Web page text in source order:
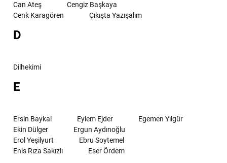
Can Ateş
Cengiz Başkaya
Cenk Karagören
Çıkışta Yazışalım
D
Dilhekimi
E
Ersin Baykal Eylem Ejder
Egemen Yılgür
Ekin Dülger
Ergun Aydınoğlu
Erol Yeşilyurt
Ebru Soytemel
Enis Rıza Sakızlı
Eser Ördem